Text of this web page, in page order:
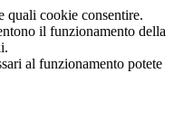
quali cookie consentire.
il funzionamento della
al funzionamento potete